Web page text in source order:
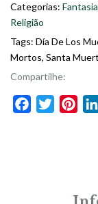
Categorias:
Religião
Tags: Día De Los
Mortos, Santa
Compartilhe:
FacebookTwitter